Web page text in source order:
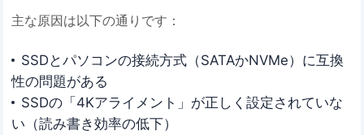
主な原因は以下の通りです：
SSDとパソコンの接続方式（SATAかNVMe）に互換
性の問題がある
SSDの「4Kアライメント」が正しく設定されていな
い（読み書き効率の低下）